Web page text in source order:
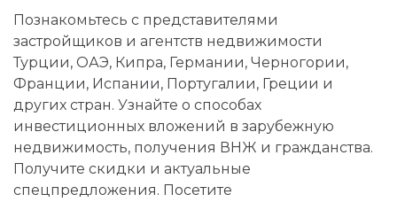
Познакомьтесь с представителями
застройщиков и агентств недвижимости
Турции, ОАЭ, Кипра, Германии, Черногории,
Франции, Испании, Португалии, Греции и
других стран. Узнайте о способах
инвестиционных вложений в зарубежную
недвижимость, получения ВНЖ и гражданства.
Получите скидки и актуальные
спецпредложения. Посетите